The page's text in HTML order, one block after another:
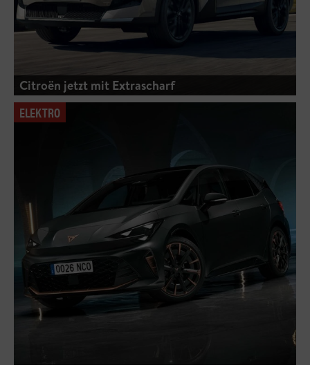
Citroën jetzt mit Extrascharf
ELEKTRO